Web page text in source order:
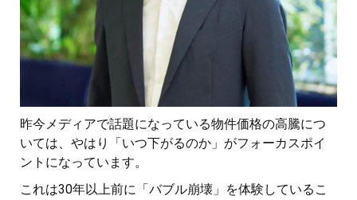
昨今メディアで話題になっている物件価格の高騰につ
いては、やはり「いつ下がるのか」がフォーカスポイ
ントになっています。
これは30年以上前に「バブル崩壊」を体験しているこ